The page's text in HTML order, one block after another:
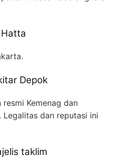
Depok
Kemenag dan
Legalitas dan reputasi ini
taklim